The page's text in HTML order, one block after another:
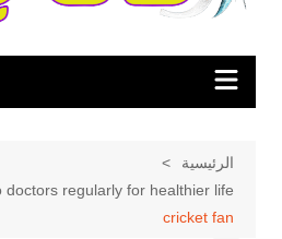
الرئيسية
doctors regularly for healthier life
cricket fan